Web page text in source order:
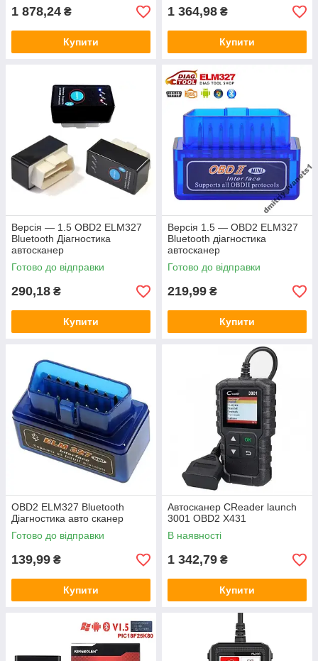
1 878,24 ₴
Купити
1 364,98 ₴
Купити
Версія — 1.5 OBD2 ELM327
Bluetooth Діагностика
автосканер
Готово до відправки
290,18 ₴
Купити
Версія 1.5 — OBD2 ELM327
Bluetooth діагностика
автосканер
Готово до відправки
219,99 ₴
Купити
OBD2 ELM327 Bluetooth
Діагностика авто сканер
Готово до відправки
139,99 ₴
Купити
Автосканер CReader launch
3001 OBD2 X431
В наявності
1 342,79 ₴
Купити